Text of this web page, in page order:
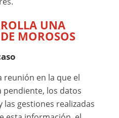
UNA
MOROSOS
reunión en la que el
pendiente, los datos
gestiones realizadas